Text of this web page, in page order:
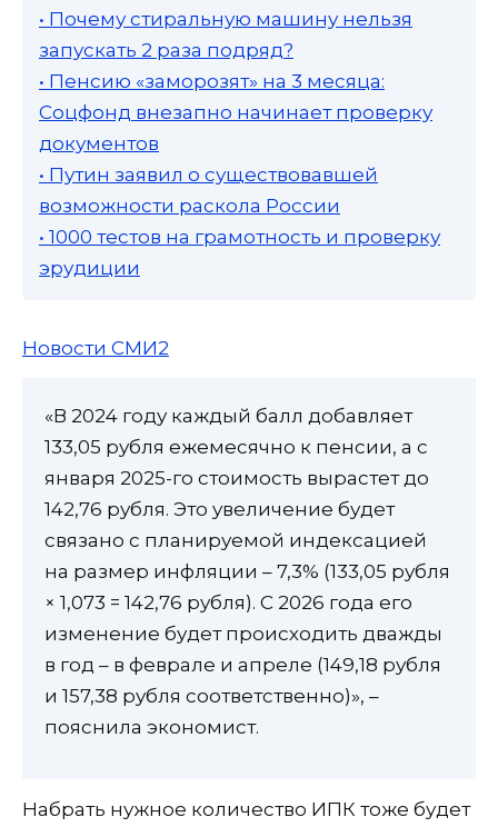
• Почему стиральную машину нельзя
запускать 2 раза подряд?
• Пенсию «заморозят» на 3 месяца:
Соцфонд внезапно начинает проверку
документов
• Путин заявил о существовавшей
возможности раскола России
• 1000 тестов на грамотность и проверку
эрудиции
Новости СМИ2
«В 2024 году каждый балл добавляет
133,05 рубля ежемесячно к пенсии, а с
января 2025-го стоимость вырастет до
142,76 рубля. Это увеличение будет
связано с планируемой индексацией
на размер инфляции – 7,3% (133,05 рубля
× 1,073 = 142,76 рубля). С 2026 года его
изменение будет происходить дважды
в год – в феврале и апреле (149,18 рубля
и 157,38 рубля соответственно)», –
пояснила экономист.
Набрать нужное количество ИПК тоже будет